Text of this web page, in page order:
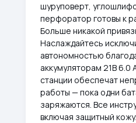
шуруповерт,
перфоратор готовы к
Больше никакой
Наслаждайтесь
автономностью
аккумуляторам 21В 6.0
станции обеспечат
работы — пока одни
заряжаются. Все
включая защитный